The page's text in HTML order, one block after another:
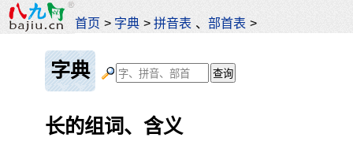
首页 > 字典 >拼音表 、部首表 >
字典
长的组词、含义